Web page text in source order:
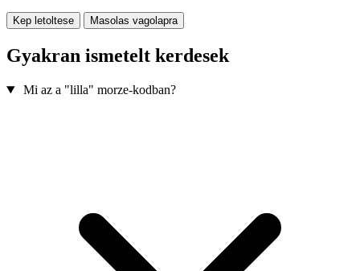
Kep letoltese Masolas vagolapra
Gyakran ismetelt kerdesek
Mi az a "lilla" morze-kodban?